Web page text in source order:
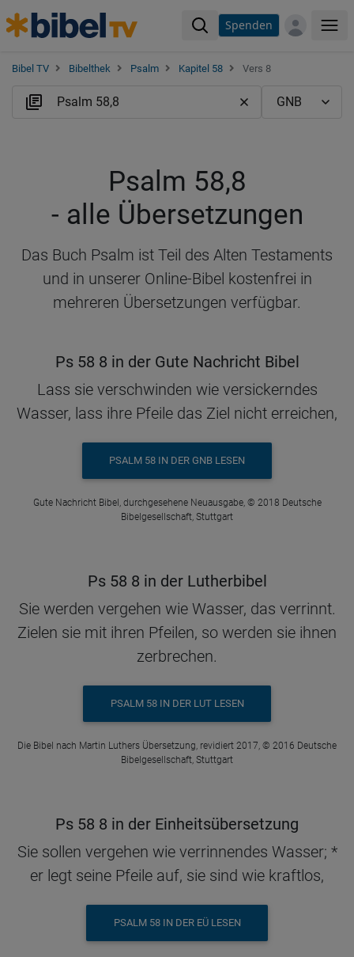
Spenden
Bibel TV Bibelthek Psalm Kapitel 58 Vers 8
Psalm 58,8
- alle Übersetzungen
Das Buch Psalm ist Teil des Alten Testaments
und in unserer Online-Bibel kostenfrei in
mehreren Übersetzungen verfügbar.
Ps 58 8 in der Gute Nachricht Bibel
Lass sie verschwinden wie versickerndes
Wasser, lass ihre Pfeile das Ziel nicht erreichen,
PSALM 58 IN DER GNB LESEN
Gute Nachricht Bibel, durchgesehene Neuausgabe, © 2018 Deutsche
Bibelgesellschaft, Stuttgart
Ps 58 8 in der Lutherbibel
Sie werden vergehen wie Wasser, das verrinnt.
Zielen sie mit ihren Pfeilen, so werden sie ihnen
zerbrechen.
PSALM 58 IN DER LUT LESEN
Die Bibel nach Martin Luthers Übersetzung, revidiert 2017, © 2016 Deutsche
Bibelgesellschaft, Stuttgart
Ps 58 8 in der Einheitsübersetzung
Sie sollen vergehen wie verrinnendes Wasser; *
er legt seine Pfeile auf, sie sind wie kraftlos,
PSALM 58 IN DER EÜ LESEN